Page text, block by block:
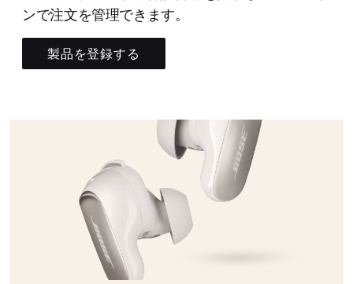
ンで注文を管理できます。
製品を登録する